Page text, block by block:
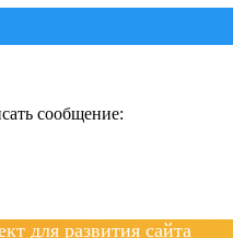
сообщение:
для развития сайта